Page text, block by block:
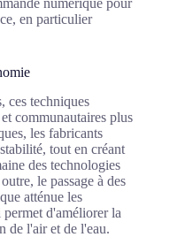
numérique pour
en particulier
ces techniques
communautaires plus
les fabricants
tout en créant
des technologies
le passage à des
atténue les
d'améliorer la
de l'air et de l'eau.